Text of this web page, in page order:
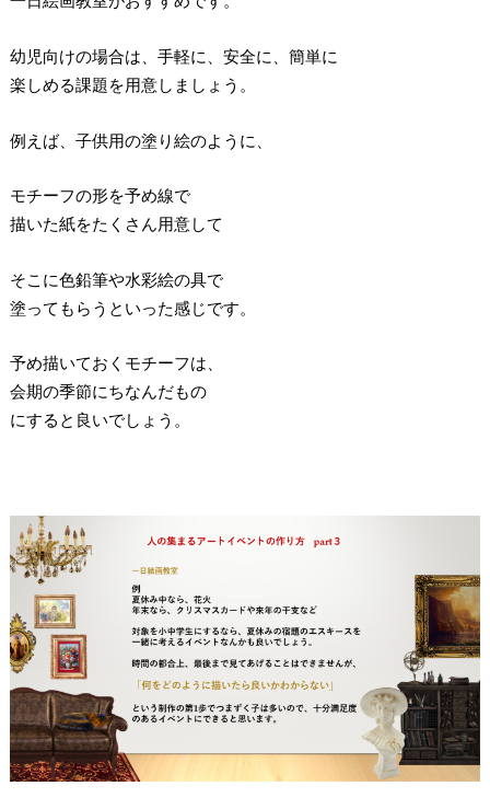
幼児向けの場合は、手軽に、安全に、簡単に
楽しめる課題を用意しましょう。
例えば、子供用の塗り絵のように、
モチーフの形を予め線で
描いた紙をたくさん用意して
そこに色鉛筆や水彩絵の具で
塗ってもらうといった感じです。
予め描いておくモチーフは、
会期の季節にちなんだもの
にすると良いでしょう。